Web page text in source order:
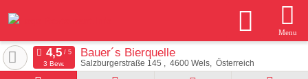
Menu
Bauer´s Bierquelle
Salzburgerstraße 145 4600 Wels Österreich
3 Bew.